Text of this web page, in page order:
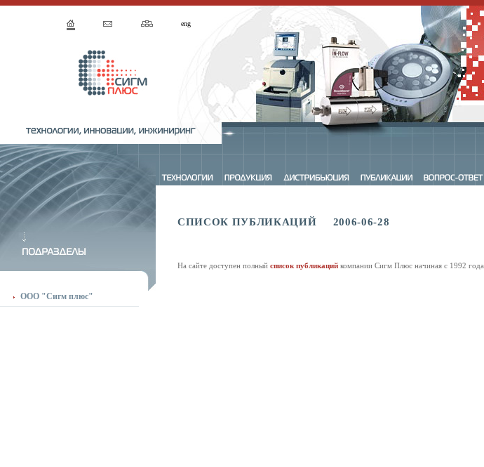
eng
ООО "Сигм плюс"
СПИСОК ПУБЛИКАЦИЙ 2006-06-28
На сайте доступен полный список публикаций компании Сигм Плюс начиная с 1992 года